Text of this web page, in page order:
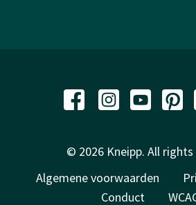
© 2026 Kneipp. All rights
Algemene voorwaarden
Conduct